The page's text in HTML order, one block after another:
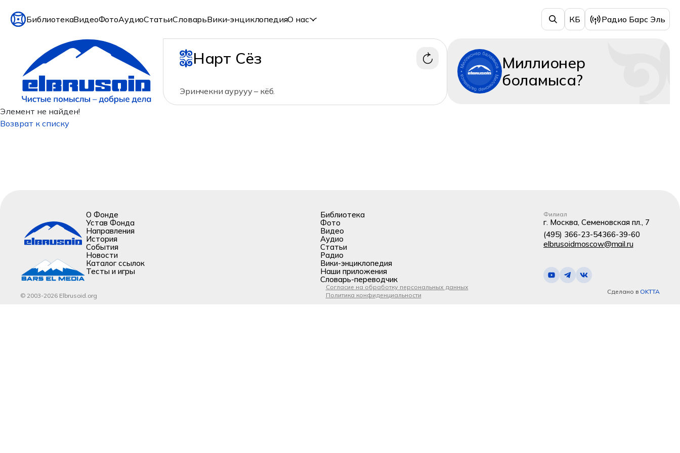
БиблиотекаВидеоФотоАудиоСтатьиСловарьВики-энциклопедияО нас КБ Радио Барс Эль
Нарт Сёз
Эринчекни аурууу – кёб.
Миллионер
боламыса?
Элемент не найден!
Возврат к списку
О Фонде
Устав Фонда
Направления
История
События
Новости
Каталог ссылок
Тесты и игры
Библиотека
Фото
Видео
Аудио
Статьи
Радио
Вики-энциклопедия
Наши приложения
Словарь-переводчик
Филиал
г. Москва, Семеновская пл., 7
(495) 366-23-54366-39-60
elbrusoidmoscow@mail.ru
© 2003-2026 Elbrusoid.org
Согласие на обработку персональных данных
Политика конфиденциальности
Сделано в OKTTA